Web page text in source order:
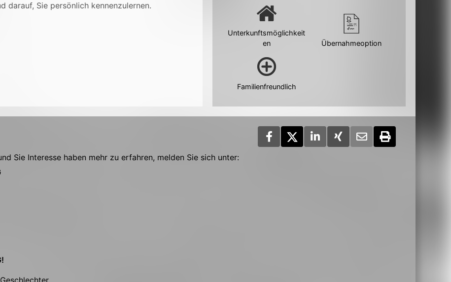
darauf, Sie persönlich kennenzulernen.
Unterkunftsmöglichkeit
en
Übernahmeoption
Familienfreundlich
Sie Interesse haben mehr zu erfahren, melden Sie sich unter: